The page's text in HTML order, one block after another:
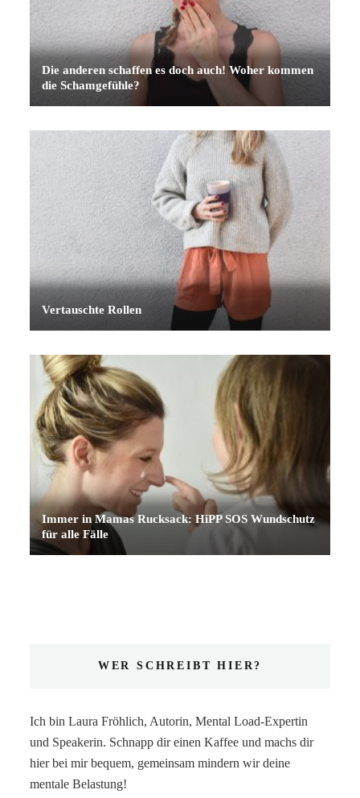
Die anderen schaffen es doch auch! Woher kommen
die Schamgefühle?
Vertauschte Rollen
Immer in Mamas Rucksack: HiPP SOS Wundschutz
für alle Fälle
WER SCHREIBT HIER?
Ich bin Laura Fröhlich, Autorin, Mental Load-Expertin
und Speakerin. Schnapp dir einen Kaffee und machs dir
hier bei mir bequem, gemeinsam mindern wir deine
mentale Belastung!